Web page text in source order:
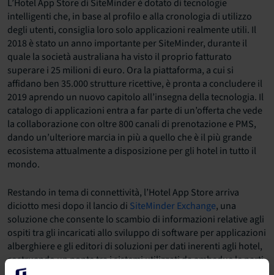
L’Hotel App Store di SiteMinder è dotato di tecnologie
intelligenti che, in base al profilo e alla cronologia di utilizzo
degli utenti, consiglia loro solo applicazioni realmente utili. Il
2018 è stato un anno importante per SiteMinder, durante il
quale la società australiana ha visto il proprio fatturato
superare i 25 milioni di euro. Ora la piattaforma, a cui si
affidano ben 35.000 strutture ricettive, è pronta a concludere il
2019 aprendo un nuovo capitolo all’insegna della tecnologia. Il
catalogo di applicazioni entra a far parte di un’offerta che vede
la collaborazione con oltre 800 canali di prenotazione e PMS,
dando un’ulteriore marcia in più a quello che è il più grande
ecosistema attualmente a disposizione per gli hotel in tutto il
mondo.
Restando in tema di connettività, l’Hotel App Store arriva
diciotto mesi dopo il lancio di SiteMinder Exchange, una
soluzione che consente lo scambio di informazioni relative agli
ospiti tra gli incaricati allo sviluppo di software per applicazioni
alberghiere e gli editori di soluzioni per dati inerenti agli hotel,
costruendo un ponte tra i sistemi utilizzati da ambedue le parti.